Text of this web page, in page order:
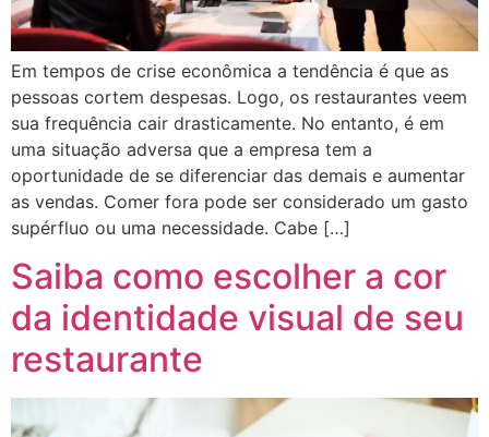
Em tempos de crise econômica a tendência é que as
pessoas cortem despesas. Logo, os restaurantes veem
sua frequência cair drasticamente. No entanto, é em
uma situação adversa que a empresa tem a
oportunidade de se diferenciar das demais e aumentar
as vendas. Comer fora pode ser considerado um gasto
supérfluo ou uma necessidade. Cabe […]
Saiba como escolher a cor
da identidade visual de seu
restaurante